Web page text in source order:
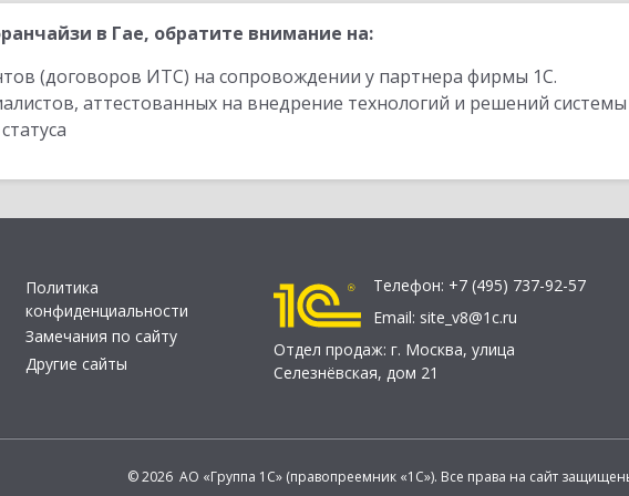
в Гае, обратите внимание на:
(договоров ИТС) на сопровождении у партнера фирмы 1С.
аттестованных на внедрение технологий и решений
Политика
конфиденциальности
Замечания по сайту
Другие сайты
Телефон: +7 (495) 737-92-57
Email: site_v8@1c.ru
Отдел продаж: г. Москва, улица
Селезнёвская, дом 21
© 2026 АО «Группа 1С» (правопреемник «1С»). Все права на сайт